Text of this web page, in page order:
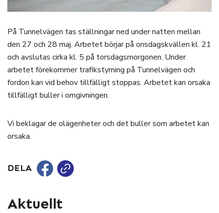
På Tunnelvägen tas ställningar ned under natten mellan
den 27 och 28 maj. Arbetet börjar på onsdagskvällen kl. 21
och avslutas cirka kl. 5 på torsdagsmorgonen. Under
arbetet förekommer trafikstyrning på Tunnelvägen och
fordon kan vid behov tillfälligt stoppas. Arbetet kan orsaka
tillfälligt buller i omgivningen.
Vi beklagar de olägenheter och det buller som arbetet kan
orsaka.
DELA
Aktuellt